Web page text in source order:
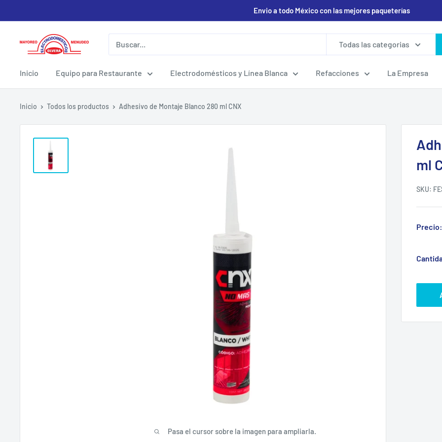
directamente
contenido
Envio a todo México con las mejores paqueterías
Electrodomesticos
Olvera
Todas las categorias
Inicio Equipo para Restaurante Electrodomésticos y Línea Blanca Refacciones La Empresa
Inicio Todos los productos Adhesivo de Montaje Blanco 280 ml CNX
Pasa el cursor sobre la imagen para ampliarla.
ml
SKU:
Precio: